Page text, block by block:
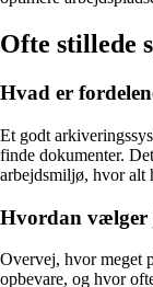
Ofte stillede
Hvad er
Et godt
finde dokumenter.
arbejdsmiljø, hvor alt
Hvordan vælger
Overvej, hvor meget
opbevare, og hvor